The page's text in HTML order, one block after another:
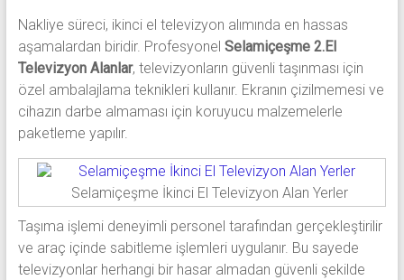
Nakliye süreci, ikinci el televizyon alımında en hassas
aşamalardan biridir. Profesyonel Selamiçeşme 2.El
Televizyon Alanlar, televizyonların güvenli taşınması için
özel ambalajlama teknikleri kullanır. Ekranın çizilmemesi ve
cihazın darbe almaması için koruyucu malzemelerle
paketleme yapılır.
Selamiçeşme İkinci El Televizyon Alan Yerler
Taşıma işlemi deneyimli personel tarafından gerçekleştirilir
ve araç içinde sabitleme işlemleri uygulanır. Bu sayede
televizyonlar herhangi bir hasar almadan güvenli şekilde